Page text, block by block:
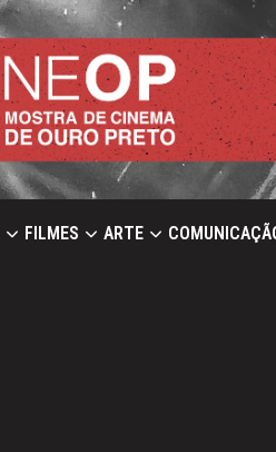
FILMES ARTE